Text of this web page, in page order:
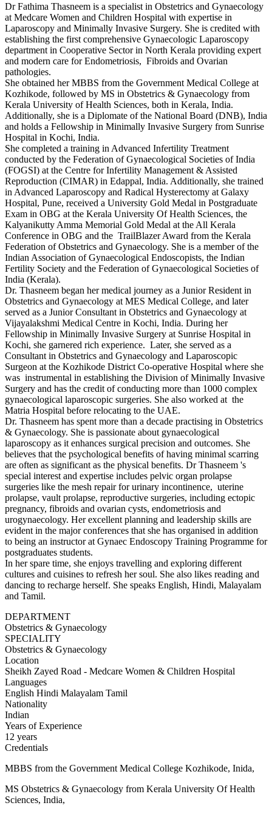
Dr Fathima Thasneem is a specialist in Obstetrics and Gynaecology
at Medcare Women and Children Hospital with expertise in
Laparoscopy and Minimally Invasive Surgery. She is credited with
establishing the first comprehensive Gynaecologic Laparoscopy
department in Cooperative Sector in North Kerala providing expert
and modern care for Endometriosis, Fibroids and Ovarian
pathologies.
She obtained her MBBS from the Government Medical College at
Kozhikode, followed by MS in Obstetrics & Gynaecology from
Kerala University of Health Sciences, both in Kerala, India.
Additionally, she is a Diplomate of the National Board (DNB), India
and holds a Fellowship in Minimally Invasive Surgery from Sunrise
Hospital in Kochi, India.
She completed a training in Advanced Infertility Treatment
conducted by the Federation of Gynaecological Societies of India
(FOGSI) at the Centre for Infertility Management & Assisted
Reproduction (CIMAR) in Edappal, India. Additionally, she trained
in Advanced Laparoscopy and Radical Hysterectomy at Galaxy
Hospital, Pune, received a University Gold Medal in Postgraduate
Exam in OBG at the Kerala University Of Health Sciences, the
Kalyanikutty Amma Memorial Gold Medal at the All Kerala
Conference in OBG and the TrailBlazer Award from the Kerala
Federation of Obstetrics and Gynaecology. She is a member of the
Indian Association of Gynaecological Endoscopists, the Indian
Fertility Society and the Federation of Gynaecological Societies of
India (Kerala).
Dr. Thasneem began her medical journey as a Junior Resident in
Obstetrics and Gynaecology at MES Medical College, and later
served as a Junior Consultant in Obstetrics and Gynaecology at
Vijayalakshmi Medical Centre in Kochi, India. During her
Fellowship in Minimally Invasive Surgery at Sunrise Hospital in
Kochi, she garnered rich experience. Later, she served as a
Consultant in Obstetrics and Gynaecology and Laparoscopic
Surgeon at the Kozhikode District Co-operative Hospital where she
was instrumental in establishing the Division of Minimally Invasive
Surgery and has the credit of conducting more than 1000 complex
gynaecological laparoscopic surgeries. She also worked at the
Matria Hospital before relocating to the UAE.
Dr. Thasneem has spent more than a decade practising in Obstetrics
& Gynaecology. She is passionate about gynaecological
laparoscopy as it enhances surgical precision and outcomes. She
believes that the psychological benefits of having minimal scarring
are often as significant as the physical benefits. Dr Thasneem 's
special interest and expertise includes pelvic organ prolapse
surgeries like the mesh repair for urinary incontinence, uterine
prolapse, vault prolapse, reproductive surgeries, including ectopic
pregnancy, fibroids and ovarian cysts, endometriosis and
urogynaecology. Her excellent planning and leadership skills are
evident in the major conferences that she has organised in addition
to being an instructor at Gynaec Endoscopy Training Programme for
postgraduates students.
In her spare time, she enjoys travelling and exploring different
cultures and cuisines to refresh her soul. She also likes reading and
dancing to recharge herself. She speaks English, Hindi, Malayalam
and Tamil.
DEPARTMENT
Obstetrics & Gynaecology
SPECIALITY
Obstetrics & Gynaecology
Location
Sheikh Zayed Road - Medcare Women & Children Hospital
Languages
English Hindi Malayalam Tamil
Nationality
Indian
Years of Experience
12 years
Credentials
MBBS from the Government Medical College Kozhikode, Inida,
MS Obstetrics & Gynaecology from Kerala University Of Health
Sciences, India,